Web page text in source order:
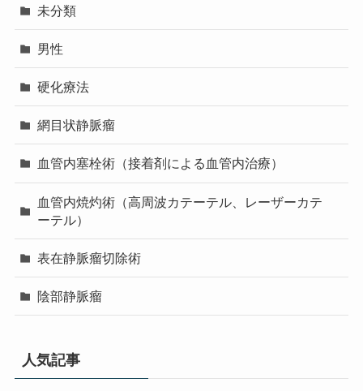
未分類
男性
硬化療法
網目状静脈瘤
血管内塞栓術（接着剤による血管内治療）
血管内焼灼術（高周波カテーテル、レーザーカテ
ーテル）
表在静脈瘤切除術
陰部静脈瘤
人気記事